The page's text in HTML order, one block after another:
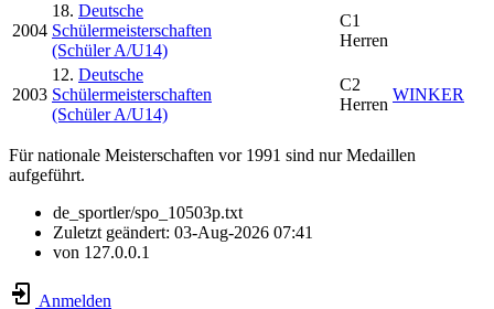
2004
18. Deutsche
Schülermeisterschaften
(Schüler A/U14)
C1
Herren
2003
12. Deutsche
Schülermeisterschaften
(Schüler A/U14)
C2
Herren
WINKER
Für nationale Meisterschaften vor 1991 sind nur Medaillen
aufgeführt.
de_sportler/spo_10503p.txt
Zuletzt geändert: 03-Aug-2026 07:41
von 127.0.0.1
Anmelden